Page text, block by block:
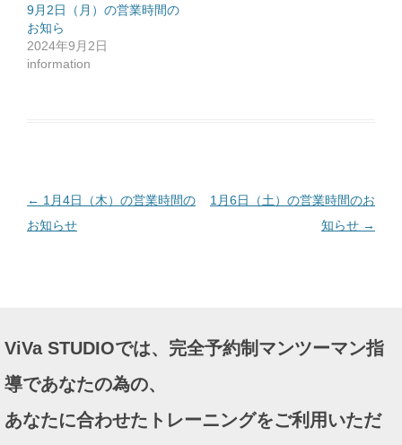
ッ
ク
し
て
く
だ
さ
で
開
ま
す
9月2日（月）の営業時間の
お知ら
2024年9月2日
information
投
稿
シ
ョ
← 1月4日（木）の営業時間の
お知らせ
1月6日（土）の営業時間のお
知らせ →
ViVa STUDIOでは、完全予約制マンツーマン指
導であなたの為の、
あなたに合わせたトレーニングをご利用いただ